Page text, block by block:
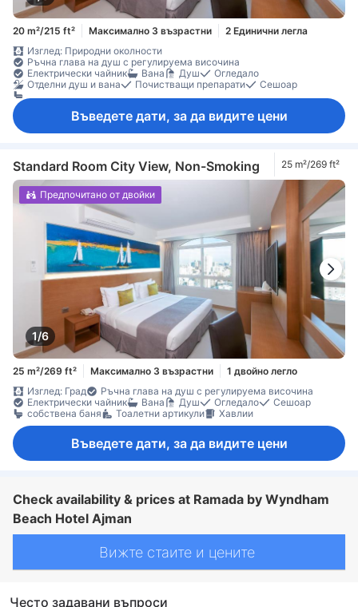
20 m²/215 ft² Максимално 3 възрастни
2 Единични легла
Изглед: Природни околности
Ръчна глава на душ с регулируема височина
Електрически чайник
Вана Душ
Огледало
Отделни душ и вана
Почистващи препарати
Сешоар
собствена баня
Въведете дати, за да видите цени
Standard Room City View, Non-Smoking 25 m²/269 ft²
1/6
Предпочитано от двойки
25 m²/269 ft² Максимално 3 възрастни
1 двойно легло
Изглед: Град
Ръчна глава на душ с регулируема височина
Електрически чайник
Вана Душ Огледало
Сешоар
собствена баня
Тоалетни артикули Хавлии
Въведете дати, за да видите цени
Check availability & prices at Ramada by Wyndham
Beach Hotel Ajman
Вижте стаите и цените
Често задавани въпроси